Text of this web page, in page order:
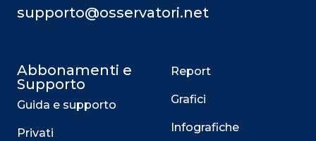
supporto@osservatori.net
Abbonamenti e
Supporto
Guida e supporto
Privati
Report
Grafici
Infografiche